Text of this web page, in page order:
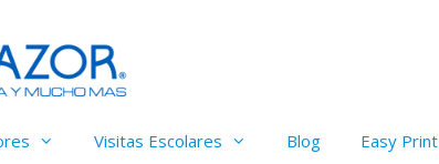
Visitas Escolares Blog Easy Print